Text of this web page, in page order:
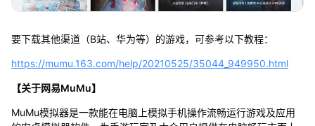
要下载其他渠道（B站、华为等）的游戏，可参考以下教程：
https://mumu.163.com/help/20210525/35044_949950.html
【关于网易MuMu】
MuMu模拟器是一款能在电脑上模拟手机操作流畅运行游戏及应用